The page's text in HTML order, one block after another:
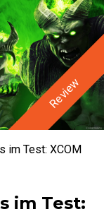
Review
im Test: XCOM
im Test: